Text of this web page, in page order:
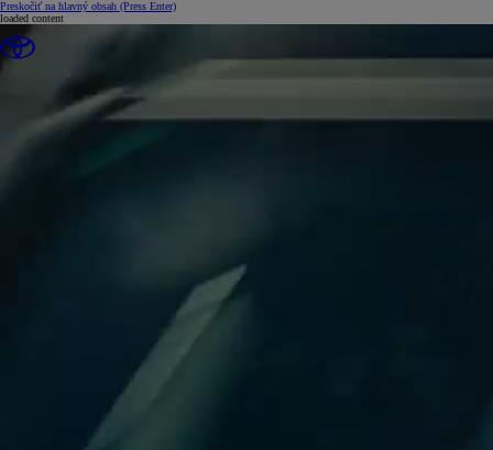
Preskočiť na hlavný obsah (Press Enter)
loaded content